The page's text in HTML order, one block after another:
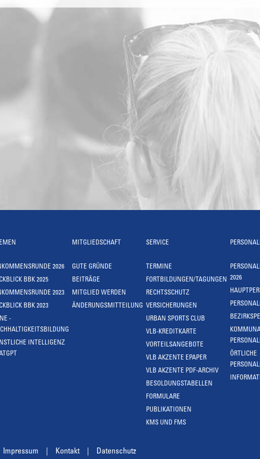
2026
BBK 2025
2023
BBK 2023
-
INTELLIGENZ
MITGLIEDSCHAFT
GUTE GRÜNDE
BEITRÄGE
MITGLIED WERDEN
ÄNDERUNGSMITTEILUNG
SERVICE
TERMINE
FORTBILDUNGEN/TAGUNGEN
RECHTSSCHUTZ
VERSICHERUNGEN
URBAN SPORTS CLUB
VLB-KREDITKARTE
VORTEILSANGEBOTE
VLB AKZENTE EPAPER
VLB AKZENTE PDF-ARCHIV
BESOLDUNGSTABELLEN
FORMULARE
PUBLIKATIONEN
KMS UND FMS
2026
ÖRTLICHE
Impressum Kontakt Datenschutz